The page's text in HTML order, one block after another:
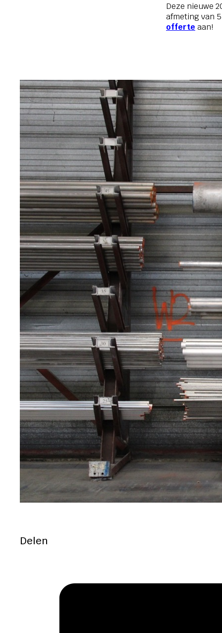
Deze nieuwe
afmeting van
offerte aan!
Delen